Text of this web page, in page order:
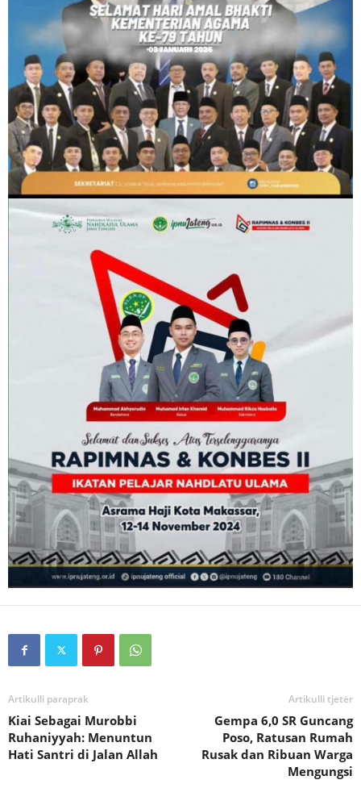
Artikulli paraprak
Kiai Sebagai Murobbi
Ruhaniyyah: Menuntun
Hati Santri di Jalan Allah
Artikulli tjetër
Gempa 6,0 SR Guncang
Poso, Ratusan Rumah
Rusak dan Ribuan Warga
Mengungsi